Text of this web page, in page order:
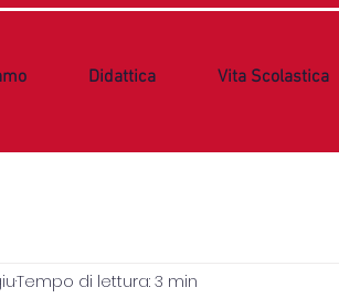
Didattica Vita Scolastica
Tempo di lettura: 3 min